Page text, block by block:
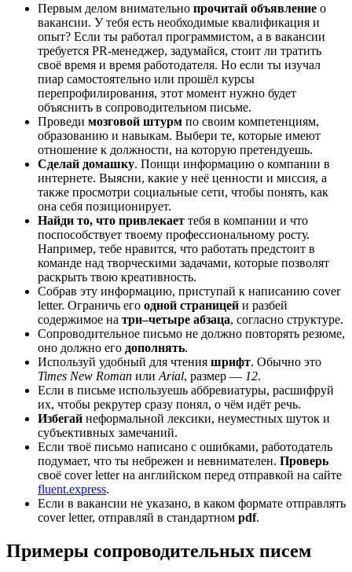
Первым делом внимательно прочитай объявление о
вакансии. У тебя есть необходимые квалификация и
опыт? Если ты работал программистом, а в вакансии
требуется PR-менеджер, задумайся, стоит ли тратить
своё время и время работодателя. Но если ты изучал
пиар самостоятельно или прошёл курсы
перепрофилирования, этот момент нужно будет
объяснить в сопроводительном письме.
Проведи мозговой штурм по своим компетенциям,
образованию и навыкам. Выбери те, которые имеют
отношение к должности, на которую претендуешь.
Сделай домашку. Поищи информацию о компании в
интернете. Выясни, какие у неё ценности и миссия, а
также просмотри социальные сети, чтобы понять, как
она себя позиционирует.
Найди то, что привлекает тебя в компании и что
поспособствует твоему профессиональному росту.
Например, тебе нравится, что работать предстоит в
команде над творческими задачами, которые позволят
раскрыть твою креативность.
Собрав эту информацию, приступай к написанию cover
letter. Ограничь его одной страницей и разбей
содержимое на три–четыре абзаца, согласно структуре.
Сопроводительное письмо не должно повторять резюме,
оно должно его дополнять.
Используй удобный для чтения шрифт. Обычно это
Times New Roman или Arial, размер — 12.
Если в письме используешь аббревиатуры, расшифруй
их, чтобы рекрутер сразу понял, о чём идёт речь.
Избегай неформальной лексики, неуместных шуток и
субъективных замечаний.
Если твоё письмо написано с ошибками, работодатель
подумает, что ты небрежен и невнимателен. Проверь
своё cover letter на английском перед отправкой на сайте
fluent.express.
Если в вакансии не указано, в каком формате отправлять
cover letter, отправляй в стандартном pdf.
Примеры сопроводительных писем